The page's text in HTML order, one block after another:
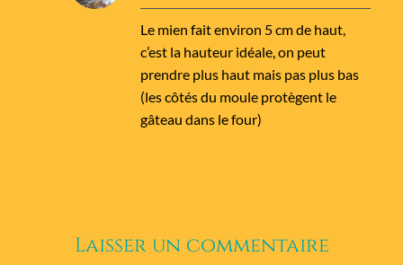
Le mien fait environ 5 cm de haut,
c’est la hauteur idéale, on peut
prendre plus haut mais pas plus bas
(les côtés du moule protègent le
gâteau dans le four)
Laisser un commentaire